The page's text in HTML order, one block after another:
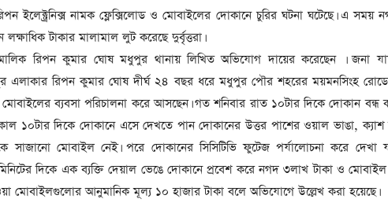
ইলেক্ট্রনিক্স নামক ফ্লেক্সিলোড ও মোবাইলের দোকানে চুরির ঘটনা ঘটেছে। এ সময়
টাকার মালামাল লুট করেছে দুর্বৃত্তরা।
রিপন কুমার ঘোষ মধুপুর থানায় লিখিত অভিযোগ দায়ের করেছেন । জনা
এলাকার রিপন কুমার ঘোষ দীর্ঘ ২৪ বছর ধরে মধুপুর পৌর শহরের ময়মনসিংহ
ব্যবসা পরিচালনা করে আসছেন। গত শনিবার রাত ১০টার দিকে দোকান বন্ধ
১০টার দিকে দোকানে এসে দেখতে পান দোকানের উত্তর পাশের ওয়াল ভাঙা, ক্যাশ
সাজানো মোবাইল নেই। পরে দোকানের সিসিটিভি ফুটেজ পর্যালোচনা করে দেখা
দিকে এক ব্যক্তি দেয়াল ভেঙে দোকানে প্রবেশ করে নগদ ৩লাখ টাকা ও
মোবাইলগুলোর আনুমানিক মূল্য ১০ হাজার টাকা বলে অভিযোগে উল্লেখ করা হয়েছে।
দলীয়
আর্কাইভ থেকে
নতুন মন্ত্রিসভা ৫০ সদস্যের হতে
পারে, ২৫ পূর্ণমন্ত্রী, প্রতিমন্ত্রী
২৪
আর্কাইভ থেকে
সাবেক প্রধানমন্ত্রী খালেদা
জিয়ার মৃত্যুতে ৩ দিনের রাষ্ট্রীয়
শোক, প্রজ্ঞাপন জারি